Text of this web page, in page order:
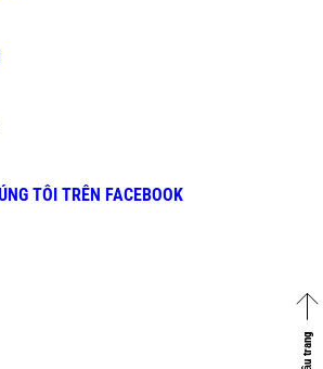
TÔI TRÊN FACEBOOK